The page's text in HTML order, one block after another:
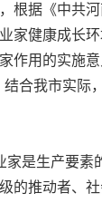
根据《中共
家健康成长
作用的实施
结合我市实际
是生产要素
的推动者、